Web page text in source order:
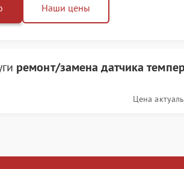
Наши цены
ремонт/замена датчика
Цена